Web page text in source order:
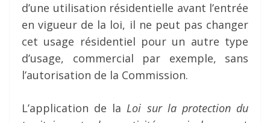
d’une utilisation résidentielle avant l’entrée
en vigueur de la loi, il ne peut pas changer
cet usage résidentiel pour un autre type
d’usage, commercial par exemple, sans
l’autorisation de la Commission.
L’application de laLoi sur la protection du